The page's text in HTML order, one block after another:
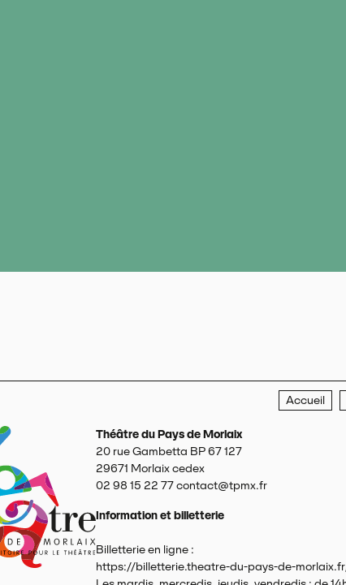
Accueil
Théâtre du Pays de Morlaix
20 rue Gambetta BP 67 127
29671 Morlaix cedex
02 98 15 22 77 contact@tpmx.fr
Information et billetterie
Billetterie en ligne :
https://billetterie.theatre-du-pays-de-